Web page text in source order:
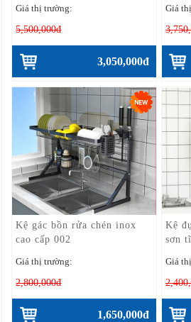
Giá thị trường:
5,500,000đ
3,050,000đ
Giá
Kệ gác bồn rửa chén inox
cao cấp 002
Giá thị trường:
2,800,000đ
1,650,000đ
Kệ
sơn
Giá